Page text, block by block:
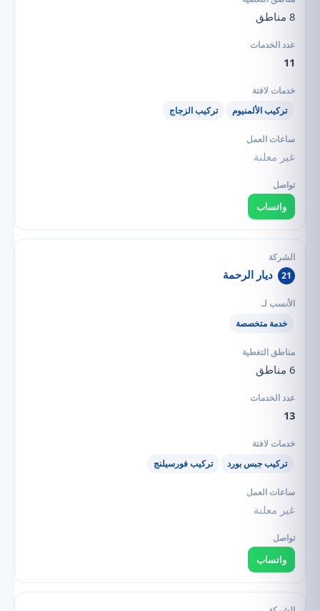
8 مناطق
11
تركيب الألمنيوم تركيب الزجاج
غير معلنة
واتساب
21 ديار الرحمة
خدمة متخصصة
6 مناطق
13
تركيب جبس بورد تركيب فورسيلنج
غير معلنة
واتساب